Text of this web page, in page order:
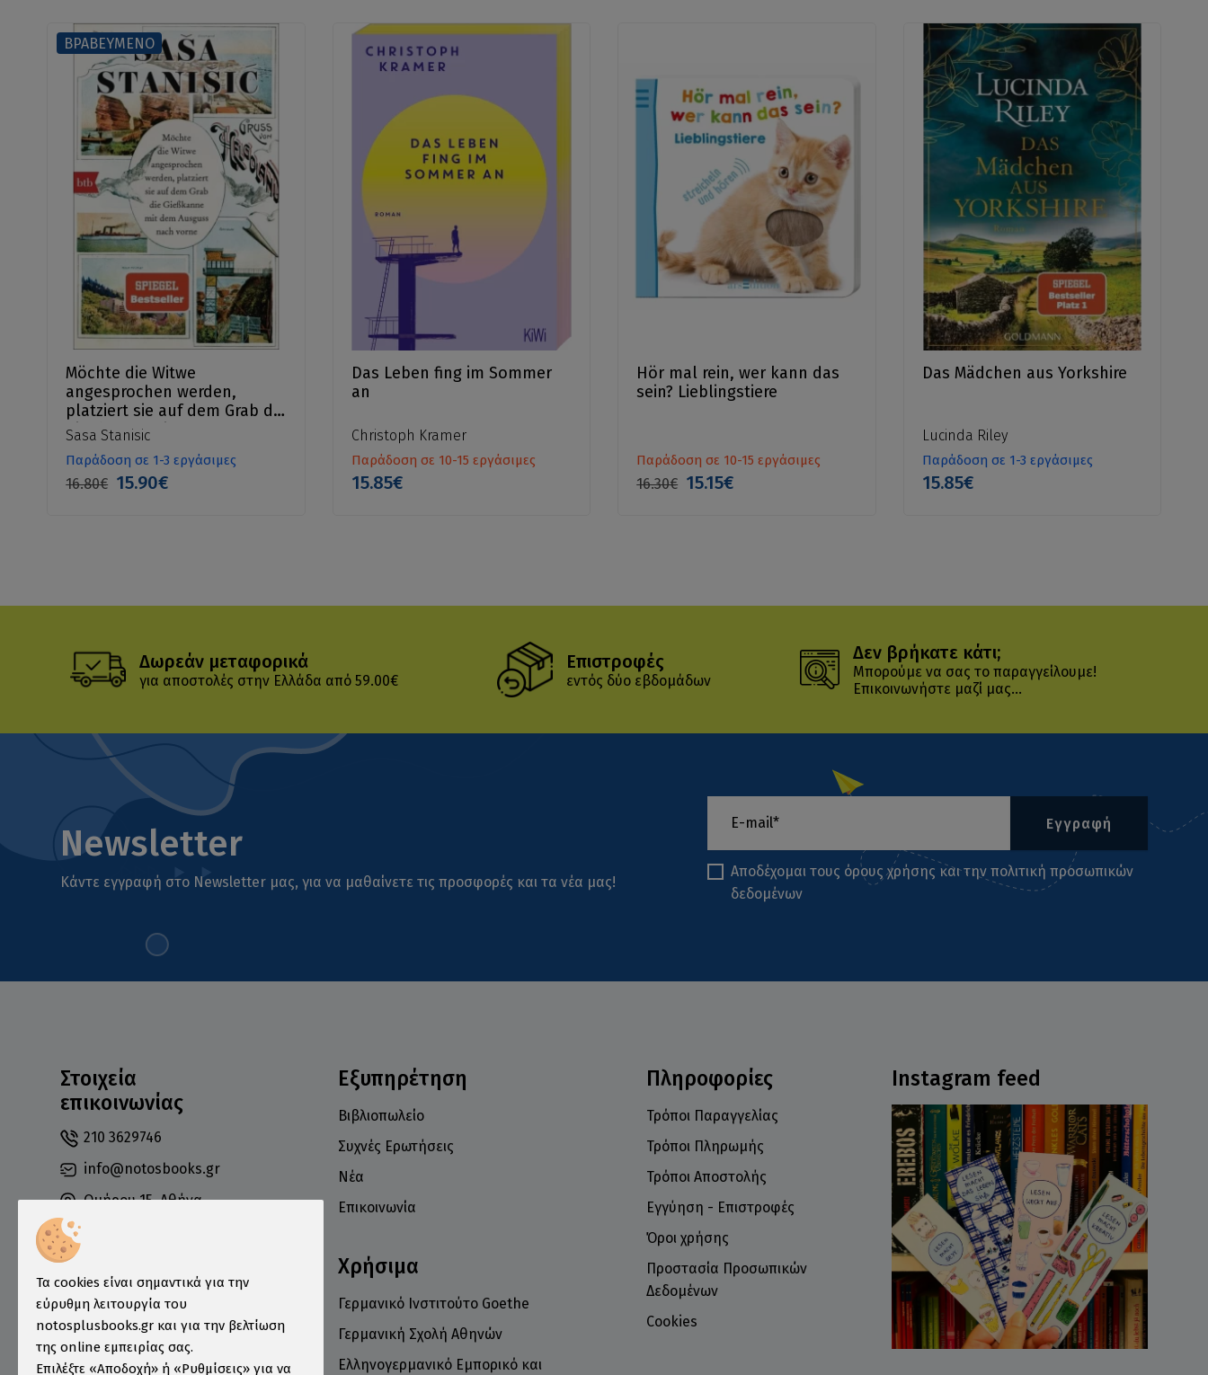
ΒΡΑΒΕΥΜΕΝΟ
Möchte die Witwe
angesprochen werden,
platziert sie auf dem Grab die
Gießkanne mit dem Ausguss
Sasa Stanisic
Παράδοση σε 1-3 εργάσιμες
16.80€ 15.90€
Das Leben fing im Sommer
an
Christoph Kramer
Παράδοση σε 10-15 εργάσιμες
15.85€
Hör mal rein, wer kann das
sein? Lieblingstiere
Παράδοση σε 10-15 εργάσιμες
16.30€ 15.15€
Das Mädchen aus Yorkshire
Lucinda Riley
Παράδοση σε 1-3 εργάσιμες
15.85€
Δωρεάν μεταφορικά
για αποστολές στην Ελλάδα από 59.00€
Επιστροφές
εντός δύο εβδομάδων
Δεν βρήκατε κάτι;
Μπορούμε να σας το παραγγείλουμε!
Επικοινωνήστε μαζί μας...
Newsletter
Κάντε εγγραφή στο Newsletter μας, για να μαθαίνετε τις προσφορές και τα νέα μας!
Εγγραφή
Αποδέχομαι τους όρους χρήσης και την πολιτική προσωπικών
δεδομένων
Στοιχεία
επικοινωνίας
210 3629746
info@notosbooks.gr
Ομήρου 15, Αθήνα
Δευτέρα: 10:00-18:00
Τρίτη: 10:00-19:00
Τετάρτη: 10:00-18:00
Instagram feed
Εξυπηρέτηση
Βιβλιοπωλείο
Συχνές Ερωτήσεις
Νέα
Επικοινωνία
Χρήσιμα
Γερμανικό Ινστιτούτο Goethe
Γερμανική Σχολή Αθηνών
Ελληνογερμανικό Εμπορικό και
Πληροφορίες
Τρόποι Παραγγελίας
Τρόποι Πληρωμής
Τρόποι Αποστολής
Εγγύηση - Επιστροφές
Όροι χρήσης
Προστασία Προσωπικών
Δεδομένων
Cookies
Τα cookies είναι σημαντικά για την
εύρυθμη λειτουργία του
notosplusbooks.gr και για την βελτίωση
της online εμπειρίας σας.
Επιλέξτε «Αποδοχή» ή «Ρυθμίσεις» για να